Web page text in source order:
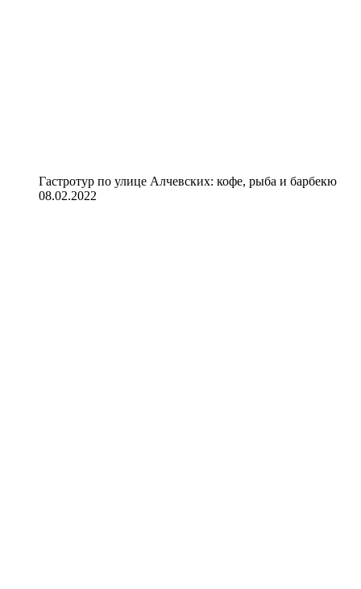
Гастротур по улице Алчевских: кофе, рыба и барбекю
08.02.2022